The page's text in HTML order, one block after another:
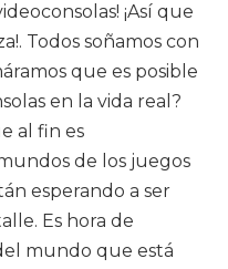
¡Así que
Todos soñamos con
que es posible
en la vida real?
al fin es
de los juegos
esperando a ser
Es hora de
mundo que está